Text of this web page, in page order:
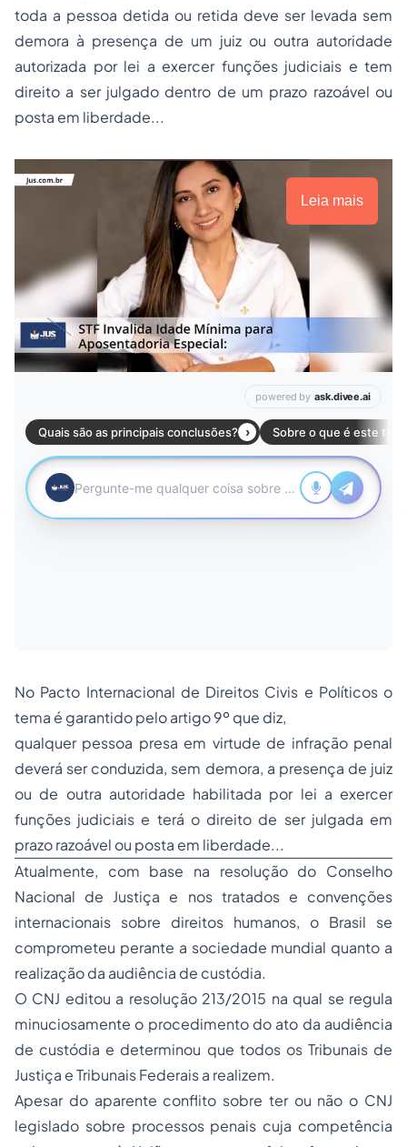
toda a pessoa detida ou retida deve ser levada sem
demora à presença de um juiz ou outra autoridade
autorizada por lei a exercer funções judiciais e tem
direito a ser julgado dentro de um prazo razoável ou
posta em liberdade...
Leia mais
No Pacto Internacional de Direitos Civis e Políticos o
tema é garantido pelo artigo 9º que diz,
qualquer pessoa presa em virtude de infração penal
deverá ser conduzida, sem demora, a presença de juiz
ou de outra autoridade habilitada por lei a exercer
funções judiciais e terá o direito de ser julgada em
prazo razoável ou posta em liberdade...
Atualmente, com base na resolução do Conselho
Nacional de Justiça e nos tratados e convenções
internacionais sobre direitos humanos, o Brasil se
comprometeu perante a sociedade mundial quanto a
realização da audiência de custódia.
O CNJ editou a resolução 213/2015 na qual se regula
minuciosamente o procedimento do ato da audiência
de custódia e determinou que todos os Tribunais de
Justiça e Tribunais Federais a realizem.
Apesar do aparente conflito sobre ter ou não o CNJ
legislado sobre processos penais cuja competência